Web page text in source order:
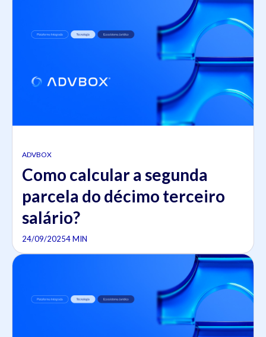
ADVBOX
Como calcular a segunda
parcela do décimo terceiro
salário?
24/09/20254 MIN